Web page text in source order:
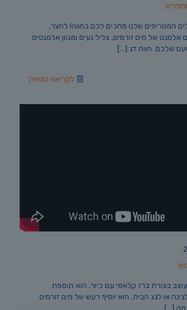
המטריפים שלנו מחכים לכם בחווה! לחצר,
אלמנט של מים זורמים, צליל נעים ומגוון אלמנטים
שלכם. חוות דג […]
לקריאה נוספת
בצורת ברז קלאסי עם כיור, הוא תוספת
או לגג הבית. הוא יוסיף רעש של מים זורמים.
[…]